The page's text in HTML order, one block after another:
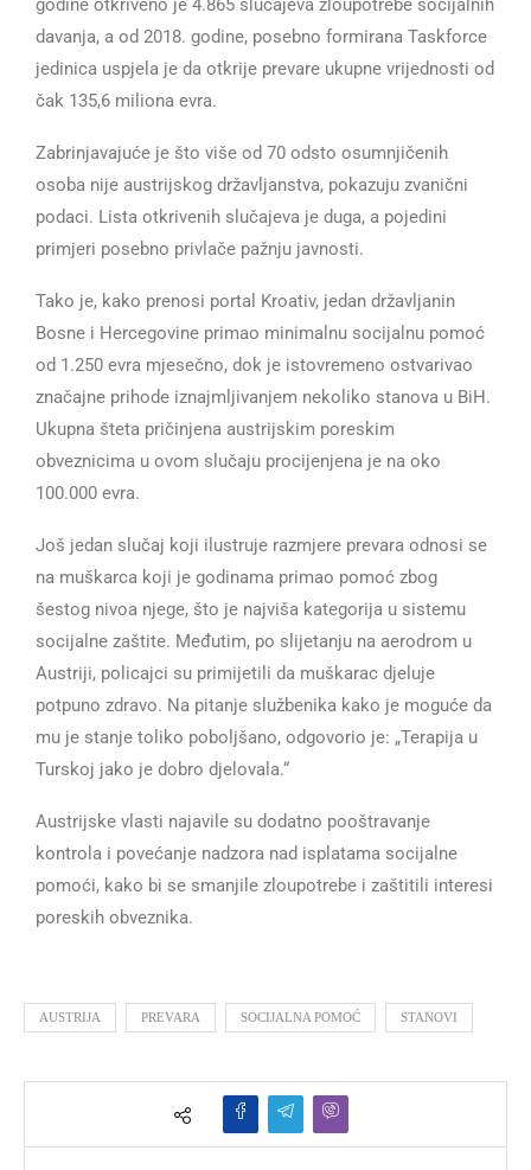
godine otkriveno je 4.865 slučajeva zloupotrebe socijalnih
davanja, a od 2018. godine, posebno formirana Taskforce
jedinica uspjela je da otkrije prevare ukupne vrijednosti od
čak 135,6 miliona evra.
Zabrinjavajuće je što više od 70 odsto osumnjičenih
osoba nije austrijskog državljanstva, pokazuju zvanični
podaci. Lista otkrivenih slučajeva je duga, a pojedini
primjeri posebno privlače pažnju javnosti.
Tako je, kako prenosi portal Kroativ, jedan državljanin
Bosne i Hercegovine primao minimalnu socijalnu pomoć
od 1.250 evra mjesečno, dok je istovremeno ostvarivao
značajne prihode iznajmljivanjem nekoliko stanova u BiH.
Ukupna šteta pričinjena austrijskim poreskim
obveznicima u ovom slučaju procijenjena je na oko
100.000 evra.
Još jedan slučaj koji ilustruje razmjere prevara odnosi se
na muškarca koji je godinama primao pomoć zbog
šestog nivoa njege, što je najviša kategorija u sistemu
socijalne zaštite. Međutim, po slijetanju na aerodrom u
Austriji, policajci su primijetili da muškarac djeluje
potpuno zdravo. Na pitanje službenika kako je moguće da
mu je stanje toliko poboljšano, odgovorio je: „Terapija u
Turskoj jako je dobro djelovala.“
Austrijske vlasti najavile su dodatno pooštravanje
kontrola i povećanje nadzora nad isplatama socijalne
pomoći, kako bi se smanjile zloupotrebe i zaštitili interesi
poreskih obveznika.
AUSTRIJA PREVARA SOCIJALNA POMOĆ STANOVI